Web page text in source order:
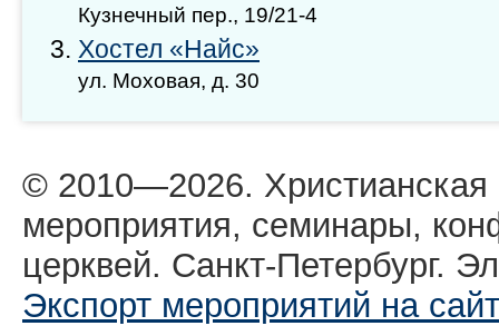
Кузнечный пер., 19/21-4
Хостел «Найс»
ул. Моховая, д. 30
© 2010—2026.
мероприятия, семинары,
церквей. Санкт-Петербург.
Экспорт мероприятий на сайт